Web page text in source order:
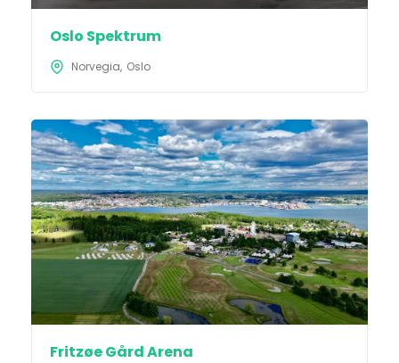
Oslo Spektrum
Norvegia Oslo
Fritzøe Gård Arena